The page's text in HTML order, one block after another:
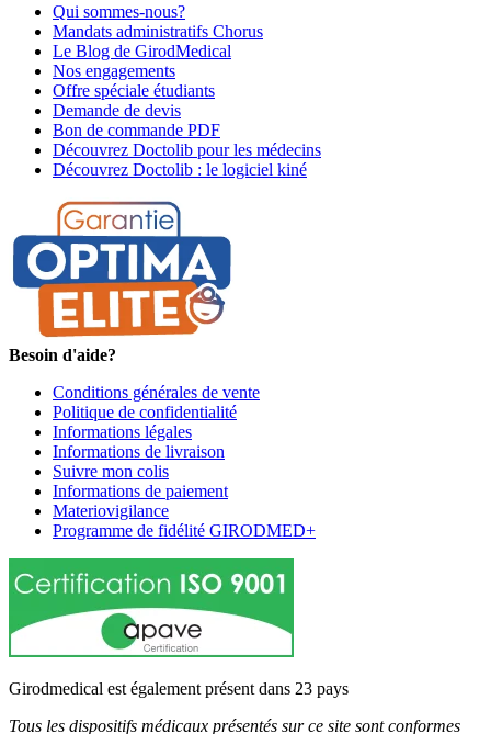
Qui sommes-nous?
Mandats administratifs Chorus
Le Blog de GirodMedical
Nos engagements
Offre spéciale étudiants
Demande de devis
Bon de commande PDF
Découvrez Doctolib pour les médecins
Découvrez Doctolib : le logiciel kiné
Besoin d'aide?
Conditions générales de vente
Politique de confidentialité
Informations légales
Informations de livraison
Suivre mon colis
Informations de paiement
Materiovigilance
Programme de fidélité GIRODMED+
Girodmedical est également présent dans 23 pays
Tous les dispositifs médicaux présentés sur ce site sont conformes